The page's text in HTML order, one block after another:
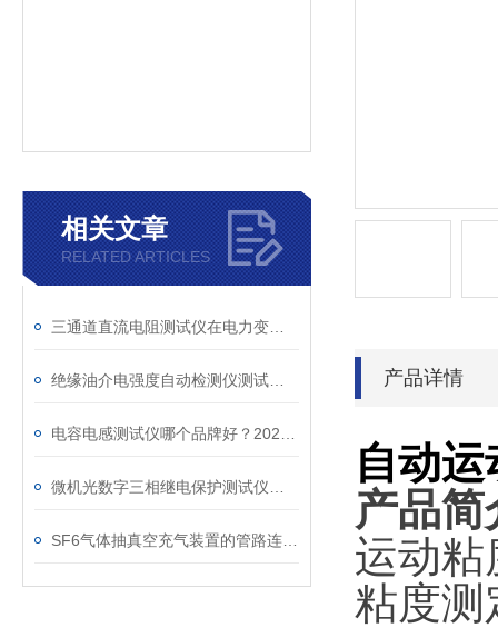
相关文章
RELATED ARTICLES
产品详情
自动
产品简
运动粘
粘度测